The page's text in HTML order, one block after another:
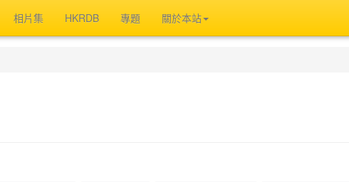
相片集 HKRDB 專題 關於本站